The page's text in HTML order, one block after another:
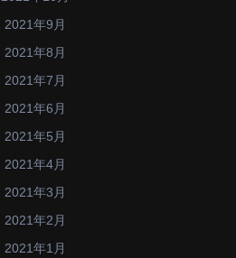
2021年9月
2021年8月
2021年7月
2021年6月
2021年5月
2021年4月
2021年3月
2021年2月
2021年1月